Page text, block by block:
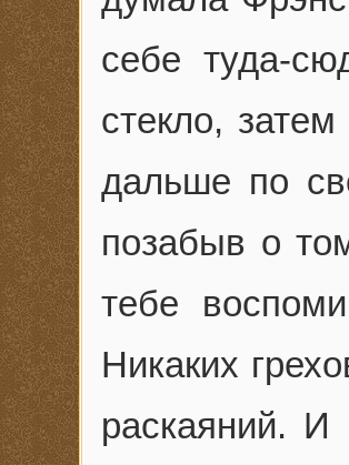
себе туда-
стекло,
дальше по
позабыв о
тебе
Никаких
раскаяний. И